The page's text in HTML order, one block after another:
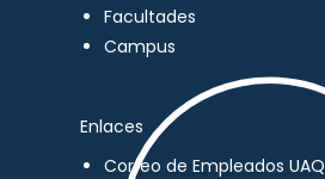
Facultades
Campus
Enlaces
Correo de Empleados UAQ